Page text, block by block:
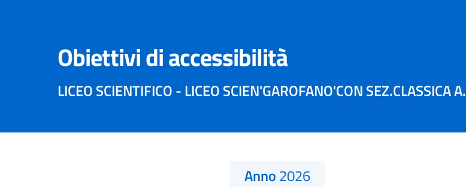
Obiettivi di accessibilità
LICEO SCIENTIFICO - LICEO SCIEN'GAROFANO'CON SEZ.CLASSICA A.
Anno2026